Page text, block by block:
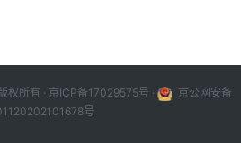
权所有 · 京ICP备17029575号 ·
京公网安备
号